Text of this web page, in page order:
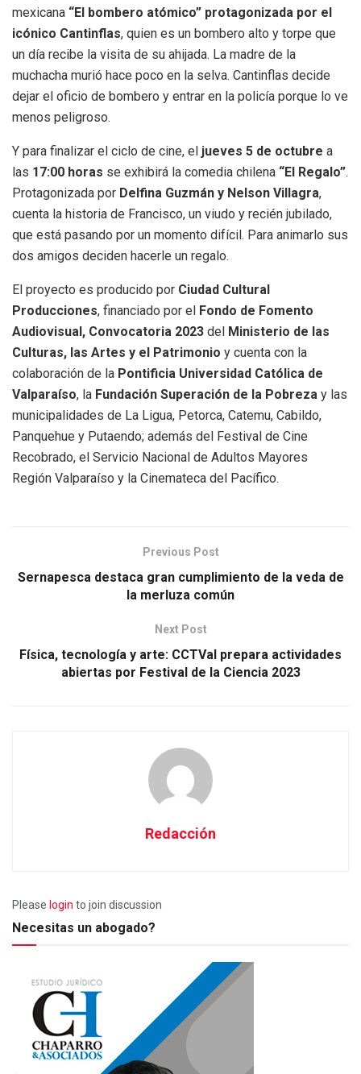
mexicana “El bombero atómico” protagonizada por el
icónico Cantinflas, quien es un bombero alto y torpe que
un día recibe la visita de su ahijada. La madre de la
muchacha murió hace poco en la selva. Cantinflas decide
dejar el oficio de bombero y entrar en la policía porque lo ve
menos peligroso.
Y para finalizar el ciclo de cine, el jueves 5 de octubre a
las 17:00 horas se exhibirá la comedia chilena “El Regalo”.
Protagonizada por Delfina Guzmán y Nelson Villagra,
cuenta la historia de Francisco, un viudo y recién jubilado,
que está pasando por un momento difícil. Para animarlo sus
dos amigos deciden hacerle un regalo.
El proyecto es producido por Ciudad Cultural
Producciones, financiado por el Fondo de Fomento
Audiovisual, Convocatoria 2023 del Ministerio de las
Culturas, las Artes y el Patrimonio y cuenta con la
colaboración de la Pontificia Universidad Católica de
Valparaíso, la Fundación Superación de la Pobreza y las
municipalidades de La Ligua, Petorca, Catemu, Cabildo,
Panquehue y Putaendo; además del Festival de Cine
Recobrado, el Servicio Nacional de Adultos Mayores
Región Valparaíso y la Cinemateca del Pacífico.
Previous Post
Sernapesca destaca gran cumplimiento de la veda de
la merluza común
Next Post
Física, tecnología y arte: CCTVal prepara actividades
abiertas por Festival de la Ciencia 2023
Redacción
Please login to join discussion
Necesitas un abogado?